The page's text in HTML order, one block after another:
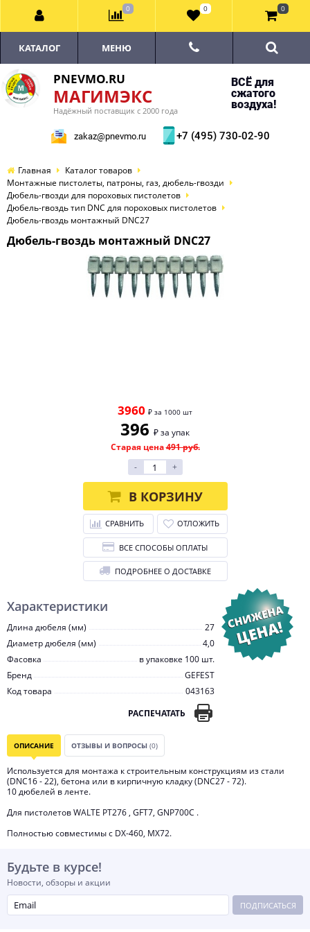
PNEVMO.RU
МАГИМЭКС
Надёжный поставщик с 2000 года
ВСЁ для
сжатого
воздуха!
zakaz@pnevmo.ru +7 (495) 730-02-90
КАТАЛОГ МЕНЮ
Главная
Каталог товаров
Монтажные пистолеты, патроны, газ, дюбель-гвозди
Дюбель-гвозди для пороховых пистолетов
Дюбель-гвоздь тип DNC для пороховых пистолетов
Дюбель-гвоздь монтажный DNC27
Дюбель-гвоздь монтажный DNC27
Характеристики
Длина дюбеля (мм)
27
Диаметр дюбеля (мм)
4,0
Фасовка
в упаковке 100 шт.
Бренд
GEFEST
Код товара
043163
РАСПЕЧАТАТЬ
3960 ₽ за 1000 шт
396 ₽ за упак
Старая цена491 руб.
-
+
В КОРЗИНУ
СРАВНИТЬ ОТЛОЖИТЬ
ВСЕ СПОСОБЫ ОПЛАТЫ
ПОДРОБНЕЕ О ДОСТАВКЕ
ОПИСАНИЕ ОТЗЫВЫ И ВОПРОСЫ (0)
Используется для монтажа к строительным конструкциям из стали
(DNC16 - 22), бетона или в кирпичную кладку (DNC27 - 72).
10 дюбелей в ленте.
Для пистолетов WALTE PT276 , GFT7, GNP700C .
Полностью совместимы с DX-460, MX72.
Будьте в курсе!
Новости, обзоры и акции
ПОДПИСАТЬСЯ
0 0 0